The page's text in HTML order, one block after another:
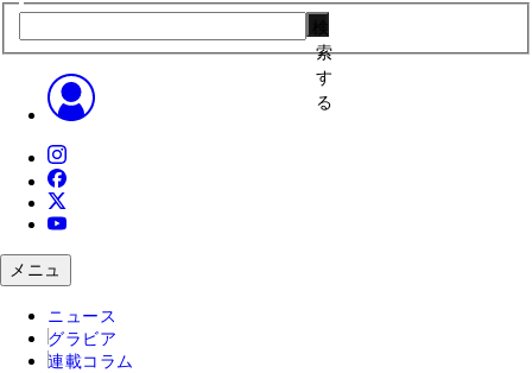
索
す
る
メニュ
ニュース
グラビア
連載コラム